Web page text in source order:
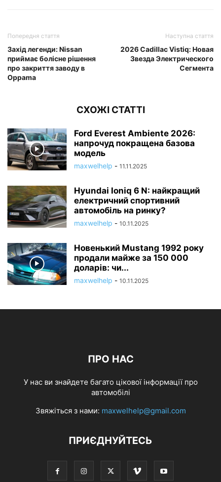
Попередня стаття
Захід легенди: Nissan
приймає болісне рішення
про закриття заводу в
Oppama
Наступна стаття
2026 Cadillac Vistiq: Новая
Звезда Электрического
Сегмента
СХОЖІ СТАТТІ
Ford Everest Ambiente 2026:
напрочуд покращена базова
модель
maxwelhelp - 11.11.2025
Hyundai Ioniq 6 N: найкращий
електричний спортивний
автомобіль на ринку?
maxwelhelp - 10.11.2025
Новенький Mustang 1992 року
продали майже за 150 000
доларів: чи...
maxwelhelp - 10.11.2025
ПРО НАС
У нас ви знайдете багато цікової інформації про
автомобілі
Звяжіться з нами: maxwelhelp@gmail.com
ПРИЄДНУЙТЕСЬ